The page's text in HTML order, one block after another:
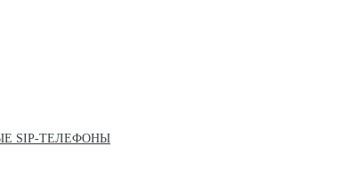
SIP-ТЕЛЕФОНЫ